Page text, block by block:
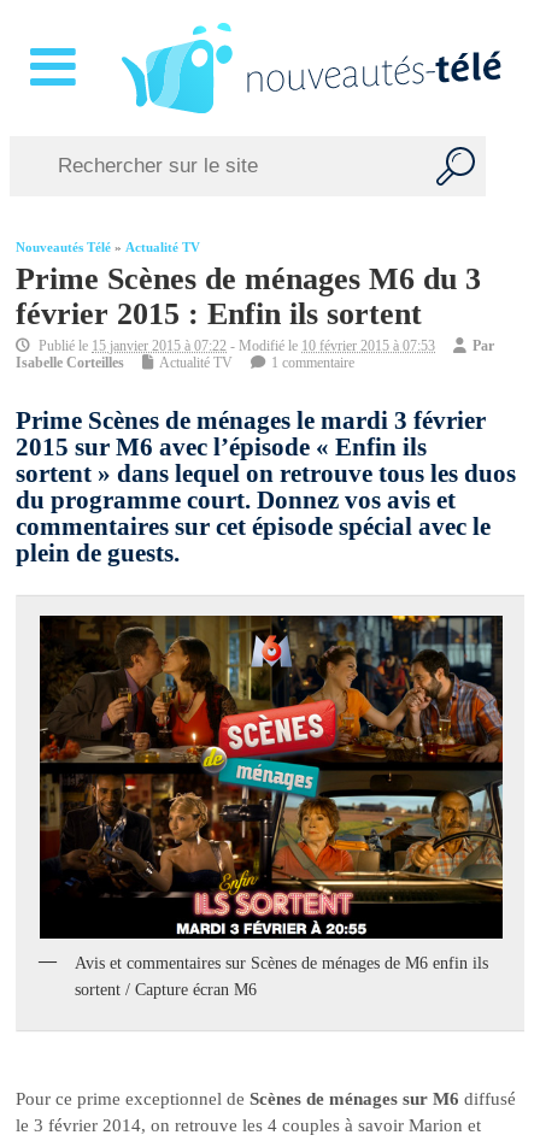
Nouveautés Télé »Actualité TV
Prime Scènes de ménages M6 du 3
février 2015 : Enfin ils sortent
Publié le 15 janvier 2015 à 07:22 - Modifié le 10 février 2015 à 07:53
Par
Isabelle Corteilles
Actualité TV 1 commentaire
Prime Scènes de ménages le mardi 3 février
2015 sur M6 avec l’épisode « Enfin ils
sortent » dans lequel on retrouve tous les duos
du programme court. Donnez vos avis et
commentaires sur cet épisode spécial avec le
plein de guests.
Avis et commentaires sur Scènes de ménages de M6 enfin ils
sortent / Capture écran M6
Pour ce prime exceptionnel deScènes de ménages sur M6 diffusé
le 3 février 2014, on retrouve les 4 couples à savoir Marion et